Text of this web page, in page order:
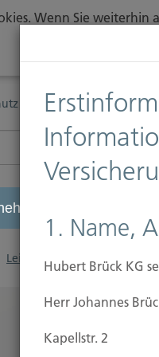
Wenn Sie
Erstinformationspflichten
Leistungen Sichern /
1. Name,
Hubert Brück KG
Herr Johannes
Kapellstr. 2